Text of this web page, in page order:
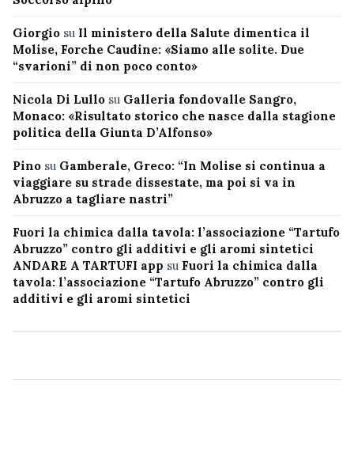
Giorgio su Il ministero della Salute dimentica il
Molise, Forche Caudine: «Siamo alle solite. Due
“svarioni” di non poco conto»
Nicola Di Lullo su Galleria fondovalle Sangro,
Monaco: «Risultato storico che nasce dalla stagione
politica della Giunta D’Alfonso»
Pino su Gamberale, Greco: “In Molise si continua a
viaggiare su strade dissestate, ma poi si va in
Abruzzo a tagliare nastri”
Fuori la chimica dalla tavola: l’associazione “Tartufo
Abruzzo” contro gli additivi e gli aromi sintetici
ANDARE A TARTUFI app su Fuori la chimica dalla
tavola: l’associazione “Tartufo Abruzzo” contro gli
additivi e gli aromi sintetici